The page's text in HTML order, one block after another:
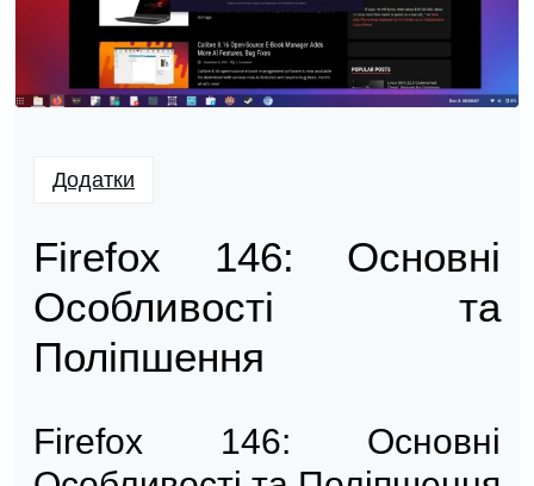
Додатки
Firefox 146: Основні
Особливості та
Поліпшення
Firefox 146: Основні